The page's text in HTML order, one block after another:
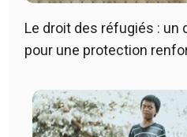
Le droit des réfugiés : un
pour une protection